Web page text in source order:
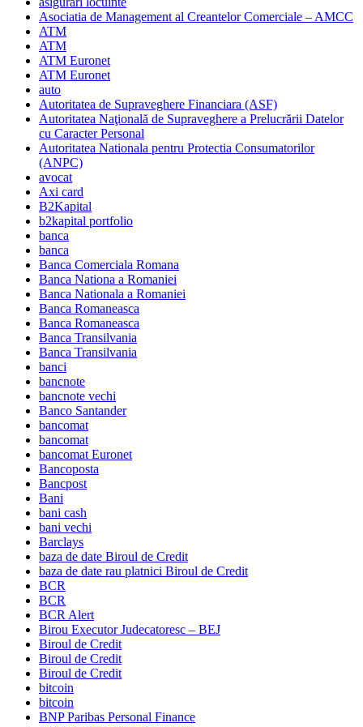
Asociatia de Management al Creantelor Comerciale – AMCC
ATM
ATM
ATM Euronet
ATM Euronet
auto
Autoritatea de Supraveghere Financiara (ASF)
Autoritatea Naţională de Supraveghere a Prelucrării Datelor
cu Caracter Personal
Autoritatea Nationala pentru Protectia Consumatorilor
(ANPC)
avocat
Axi card
B2Kapital
b2kapital portfolio
banca
banca
Banca Comerciala Romana
Banca Nationa a Romaniei
Banca Nationala a Romaniei
Banca Romaneasca
Banca Romaneasca
Banca Transilvania
Banca Transilvania
banci
bancnote
bancnote vechi
Banco Santander
bancomat
bancomat
bancomat Euronet
Bancoposta
Bancpost
Bani
bani cash
bani vechi
Barclays
baza de date Biroul de Credit
baza de date rau platnici Biroul de Credit
BCR
BCR
BCR Alert
Birou Executor Judecatoresc – BEJ
Biroul de Credit
Biroul de Credit
Biroul de Credit
bitcoin
bitcoin
BNP Paribas Personal Finance